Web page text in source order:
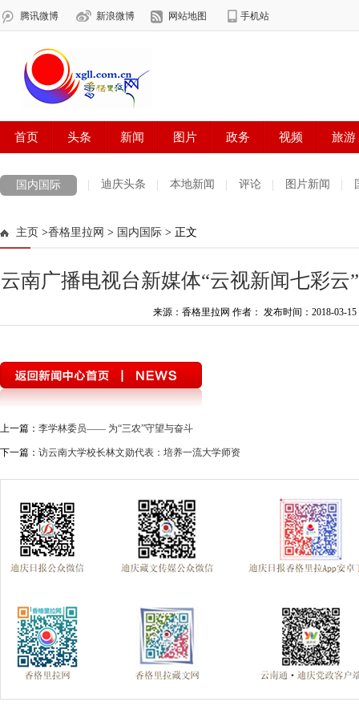
国内国际 迪庆头条 本地新闻 评论 图片新闻
主页 >香格里拉网 > 国内国际 > 正文
云南广播电视台新媒体“云视新闻七彩云
来源：香格里拉网 作者： 发布时间：2018-03-15
上一篇： 李学林委员—— 为“三农”守望与奋斗
下一篇： 访云南大学校长林文勋代表：培养一流大学师资